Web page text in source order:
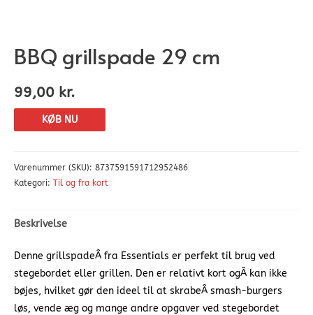
BBQ grillspade 29 cm
99,00 kr.
KØB NU
Varenummer (SKU): 8737591591712952486
Kategori: Til og fra kort
Beskrivelse
Denne grillspadeÂ fra Essentials er perfekt til brug ved
stegebordet eller grillen. Den er relativt kort ogÂ kan ikke
bøjes, hvilket gør den ideel til at skrabeÂ smash-burgers
løs, vende æg og mange andre opgaver ved stegebordet